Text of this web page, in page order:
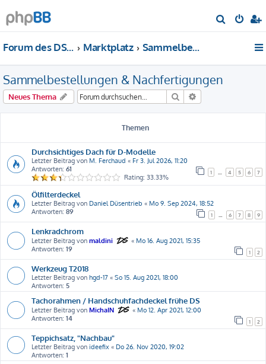
u
Forum des DS-Club Deutschland e.V. Marktplatz Sammelbestellungen & Nachfertigungen
Sammelbestellungen & Nachfertigungen
Neues Thema Suche
Themen
Durchsichtiges Dach für D-Modelle
Letzter Beitrag von M. Ferchaud « Fr 3. Jul 2026, 11:20
Antworten: 61 1 4 5 6 7
Rating: 33.33%
Ölfilterdeckel
Letzter Beitrag von Daniel Düsentrieb « Mo 9. Sep 2024, 18:52
Antworten: 89 1 6 7 8 9
Lenkradchrom
Letzter Beitrag von maldini « Mo 16. Aug 2021, 15:35
Antworten: 19 1 2
Werkzeug T2018
Letzter Beitrag von hgd-17 « So 15. Aug 2021, 18:00
Antworten: 5
Tachorahmen / Handschuhfachdeckel frühe DS
Letzter Beitrag von MichaIN « Mo 12. Apr 2021, 12:00
Antworten: 14 1 2
Teppichsatz, "Nachbau"
Letzter Beitrag von ideefix « Do 26. Nov 2020, 19:02
Antworten: 1